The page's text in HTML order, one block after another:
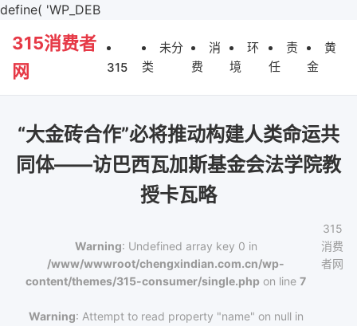
define( 'WP_DEB
315消费者
网
315
未分
类
消
费
环
境
责
任
黄
金
“大金砖合作”必将推动构建人类命运共
同体——访巴西瓦加斯基金会法学院教
授卡瓦略
Warning: Undefined array key 0 in
/www/wwwroot/chengxindian.com.cn/wp-
content/themes/315-consumer/single.php on line7
Warning: Attempt to read property "name" on null in
315
消费
者网